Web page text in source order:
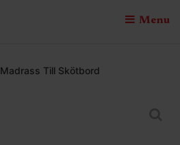
Menu
Madrass Till Skötbord